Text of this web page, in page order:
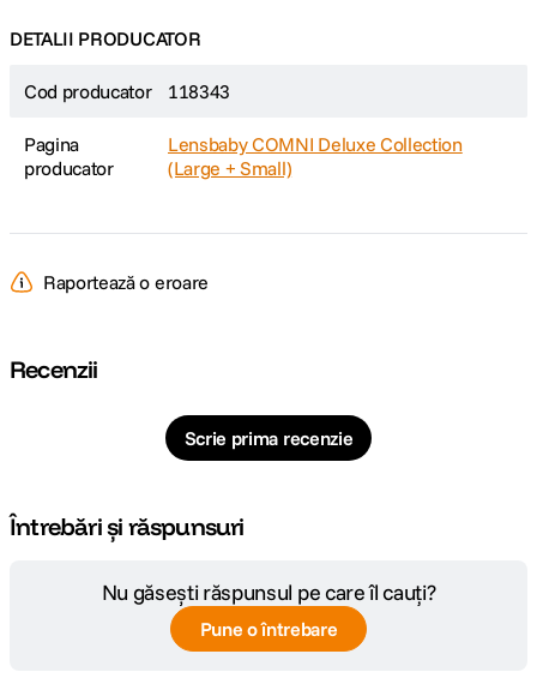
O husa eleganta tine si protejeaza sistemul OMNI Creative Filter atunci
DETALII PRODUCATOR
Cod producator 118343
Pagina
producator
Lensbaby COMNI Deluxe Collection
(Large + Small)
Raportează o eroare
Recenzii
Scrie prima recenzie
Întrebări și răspunsuri
Nu găsești răspunsul pe care îl cauți?
Pune o întrebare